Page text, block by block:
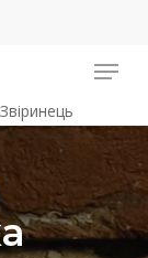
Menu